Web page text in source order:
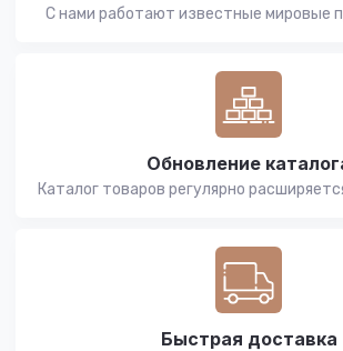
С нами работают известные мировые
Обновление
Каталог товаров регулярно
Быстрая доставка